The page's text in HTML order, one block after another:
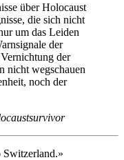
über Holocaust
die sich nicht
um das Leiden
der
der
nicht wegschauen
noch der
Switzerland.»